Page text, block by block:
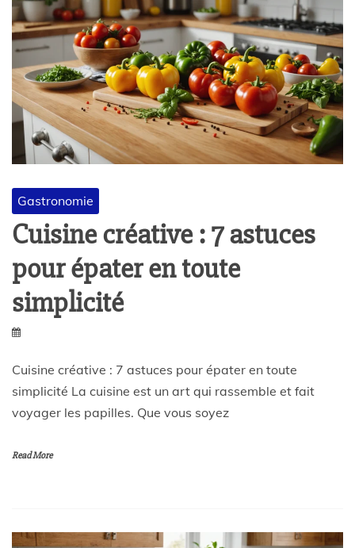
Gastronomie
Cuisine créative : 7 astuces
pour épater en toute
simplicité
Cuisine créative : 7 astuces pour épater en toute
simplicité La cuisine est un art qui rassemble et fait
voyager les papilles. Que vous soyez
Read More